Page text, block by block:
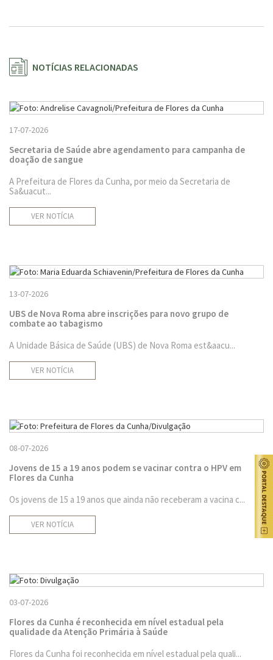
NOTÍCIAS RELACIONADAS
17-07-2026
Secretaria de Saúde abre agendamento para campanha de
doação de sangue
A Prefeitura de Flores da Cunha, por meio da Secretaria de
Sa&uacut...
VER NOTÍCIA
13-07-2026
UBS de Nova Roma abre inscrições para novo grupo de
combate ao tabagismo
A Unidade Básica de Saúde (UBS) de Nova Roma est&aacu...
VER NOTÍCIA
08-07-2026
Jovens de 15 a 19 anos podem se vacinar contra o HPV em
Flores da Cunha
Os jovens de 15 a 19 anos que ainda não receberam a vacina c...
VER NOTÍCIA
03-07-2026
Flores da Cunha é reconhecida em nível estadual pela
qualidade da Atenção Primária à Saúde
Flores da Cunha foi reconhecida em nível estadual pela quali...